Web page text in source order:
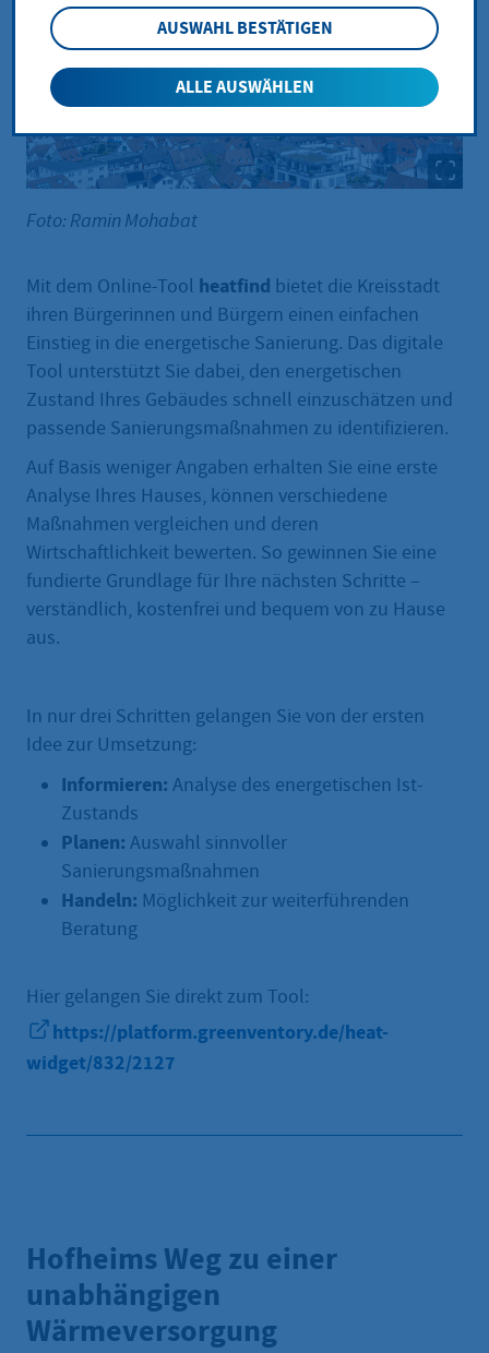
Foto: Ramin Mohabat
Mit dem Online-Tool heatfind bietet die Kreisstadt
ihren Bürgerinnen und Bürgern einen einfachen
Einstieg in die energetische Sanierung. Das digitale
Tool unterstützt Sie dabei, den energetischen
Zustand Ihres Gebäudes schnell einzuschätzen und
passende Sanierungsmaßnahmen zu identifizieren.
Auf Basis weniger Angaben erhalten Sie eine erste
Analyse Ihres Hauses, können verschiedene
Maßnahmen vergleichen und deren
Wirtschaftlichkeit bewerten. So gewinnen Sie eine
fundierte Grundlage für Ihre nächsten Schritte –
verständlich, kostenfrei und bequem von zu Hause
aus.
In nur drei Schritten gelangen Sie von der ersten
Idee zur Umsetzung:
Informieren: Analyse des energetischen Ist-
Zustands
Planen: Auswahl sinnvoller
Sanierungsmaßnahmen
Handeln: Möglichkeit zur weiterführenden
Beratung
Hier gelangen Sie direkt zum Tool:
https://platform.greenventory.de/heat-
widget/832/2127
Hofheims Weg zu einer
unabhängigen
Wärmeversorgung
e
n
AUSWAHL BESTÄTIGEN
ALLE AUSWÄHLEN